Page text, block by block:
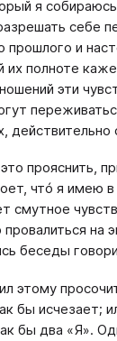
я
себе
и
их полноте
эти
прояснить,
чтó я имею
смутное
на
беседы
этому
бы исчезает;
бы два «Я».